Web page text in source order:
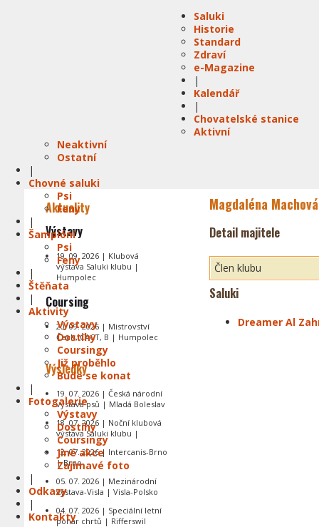
Saluki
Historie
Standard
Zdraví
e-Magazine
|
Kalendář
|
Chovatelské stanice
Aktivní
Neaktivní
Ostatní
|
Chovné saluki
Psi
Feny
|
Šampióni
Psi
Feny
|
Štěňata
|
Aktivity
Výstavy
Dostihy
Coursingy
Již proběhlo
Bude se konat
|
Fotogalerie
Výstavy
Dostihy
Coursingy
Jiné akce
Zajímavé foto
|
Odkazy
|
Kontakty
Magdaléna Machová
Detail majitele
Člen klubu
Saluki
Dreamer Al
Aktuality
Výstavy
19. 09. 2026 | Klubová
výstava Saluki klubu |
Humpolec
Coursing
20. 09. 2026 | Mistrovství
Čech, CACT, B | Humpolec
Výsledky
19. 07. 2026 | Česká národní
výstava psů | Mladá Boleslav
18. 07. 2026 | Noční klubová
výstava Saluki klubu |
12. 07. 2026 | Intercanis-Brno
| Brno
05. 07. 2026 | Mezinárodní
výstava-Visla | Visla-Polsko
04. 07. 2026 | Speciální letní
pohár chrtů | Rifferswil